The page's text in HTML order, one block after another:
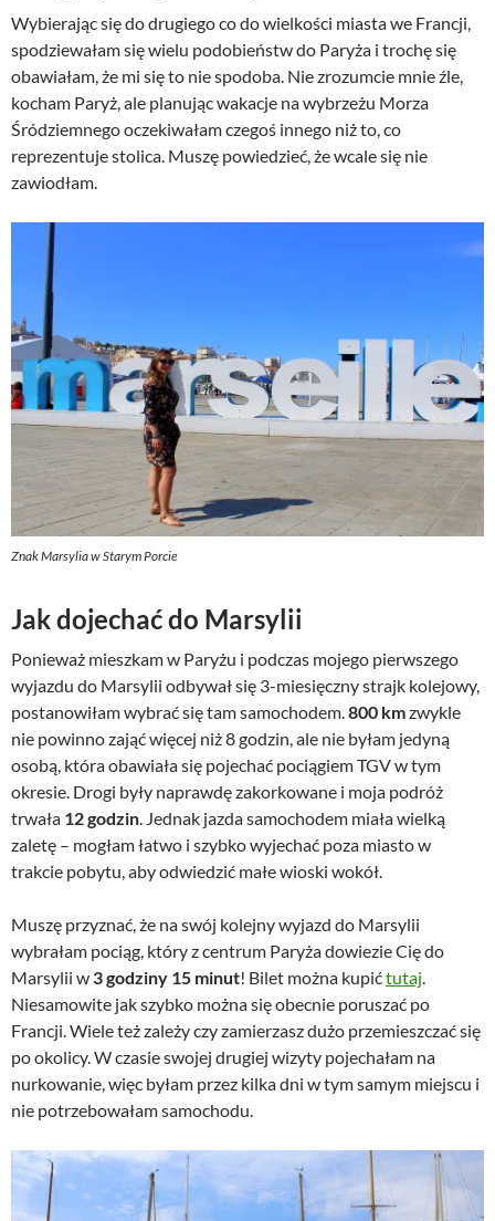
Wybierając się do drugiego co do wielkości miasta we Francji,
spodziewałam się wielu podobieństw do Paryża i trochę się
obawiałam, że mi się to nie spodoba. Nie zrozumcie mnie źle,
kocham Paryż, ale planując wakacje na wybrzeżu Morza
Śródziemnego oczekiwałam czegoś innego niż to, co
reprezentuje stolica. Muszę powiedzieć, że wcale się nie
zawiodłam.
Znak Marsylia w Starym Porcie
Jak dojechać do Marsylii
Ponieważ mieszkam w Paryżu i podczas mojego pierwszego
wyjazdu do Marsylii odbywał się 3-miesięczny strajk kolejowy,
postanowiłam wybrać się tam samochodem.800 kmzwykle
nie powinno zająć więcej niż 8 godzin, ale nie byłam jedyną
osobą, która obawiała się pojechać pociągiem TGV w tym
okresie. Drogi były naprawdę zakorkowane i moja podróż
trwała 12 godzin. Jednak jazda samochodem miała wielką
zaletę – mogłam łatwo i szybko wyjechać poza miasto w
trakcie pobytu, aby odwiedzić małe wioski wokół.
Muszę przyznać, że na swój kolejny wyjazd do Marsylii
wybrałam pociąg, który z centrum Paryża dowiezie Cię do
Marsylii w 3 godziny 15 minut! Bilet można kupićtutaj.
Niesamowite jak szybko można się obecnie poruszać po
Francji. Wiele też zależy czy zamierzasz dużo przemieszczać się
po okolicy. W czasie swojej drugiej wizyty pojechałam na
nurkowanie, więc byłam przez kilka dni w tym samym miejscu i
nie potrzebowałam samochodu.